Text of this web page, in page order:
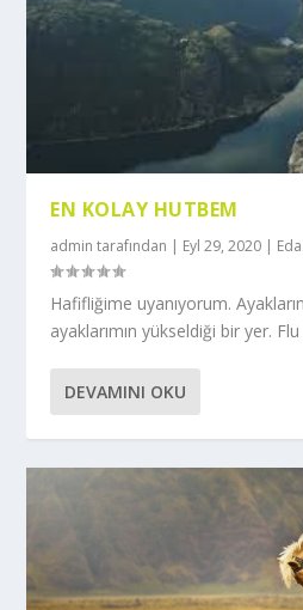
EN KOLAY HUTBEM
admin tarafından | Eyl 29, 2020 |
Hafifliğime uyanıyorum.
ayaklarımın yükseldiği bir yer. Flu
DEVAMINI OKU